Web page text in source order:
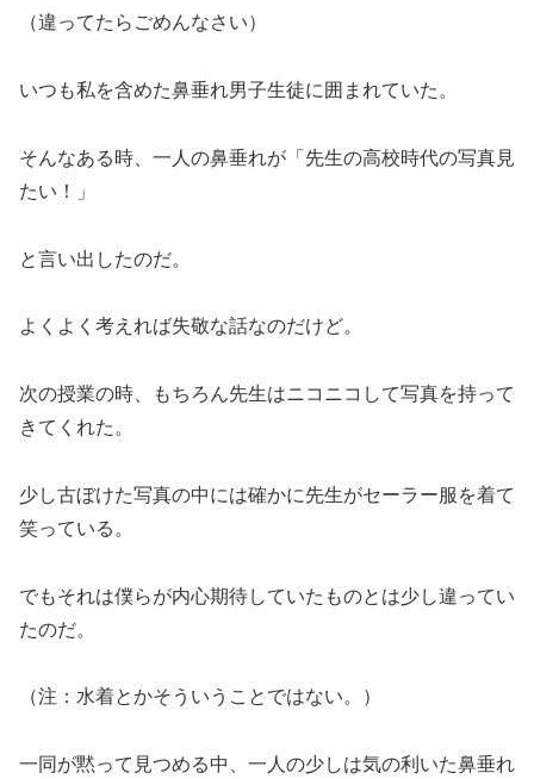
（違ってたらごめんなさい）
いつも私を含めた鼻垂れ男子生徒に囲まれていた。
そんなある時、一人の鼻垂れが「先生の高校時代の写真見
たい！」
と言い出したのだ。
よくよく考えれば失敬な話なのだけど。
次の授業の時、もちろん先生はニコニコして写真を持って
きてくれた。
少し古ぼけた写真の中には確かに先生がセーラー服を着て
笑っている。
でもそれは僕らが内心期待していたものとは少し違ってい
たのだ。
（注：水着とかそういうことではない。）
一同が黙って見つめる中、一人の少しは気の利いた鼻垂れ